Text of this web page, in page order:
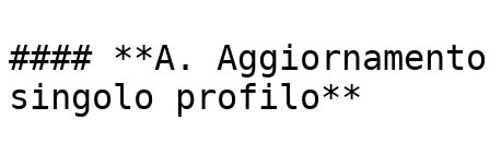
#### **A.
singolo profilo**